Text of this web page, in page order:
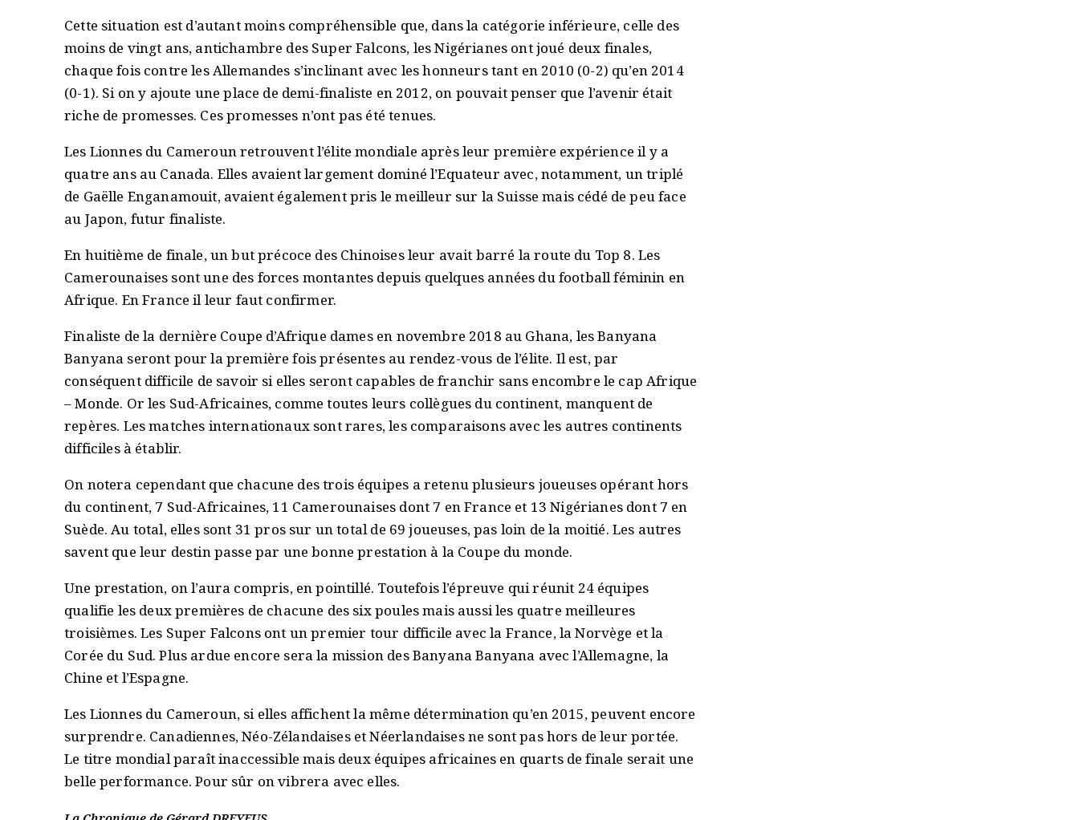
Cette situation est d’autant moins compréhensible que, dans la catégorie inférieure, celle des
moins de vingt ans, antichambre des Super Falcons, les Nigérianes ont joué deux finales,
chaque fois contre les Allemandes s’inclinant avec les honneurs tant en 2010 (0-2) qu’en 2014
(0-1). Si on y ajoute une place de demi-finaliste en 2012, on pouvait penser que l’avenir était
riche de promesses. Ces promesses n’ont pas été tenues.
Les Lionnes du Cameroun retrouvent l’élite mondiale après leur première expérience il y a
quatre ans au Canada. Elles avaient largement dominé l’Equateur avec, notamment, un triplé
de Gaëlle Enganamouit, avaient également pris le meilleur sur la Suisse mais cédé de peu face
au Japon, futur finaliste.
En huitième de finale, un but précoce des Chinoises leur avait barré la route du Top 8. Les
Camerounaises sont une des forces montantes depuis quelques années du football féminin en
Afrique. En France il leur faut confirmer.
Finaliste de la dernière Coupe d’Afrique dames en novembre 2018 au Ghana, les Banyana
Banyana seront pour la première fois présentes au rendez-vous de l’élite. Il est, par
conséquent difficile de savoir si elles seront capables de franchir sans encombre le cap Afrique
– Monde. Or les Sud-Africaines, comme toutes leurs collègues du continent, manquent de
repères. Les matches internationaux sont rares, les comparaisons avec les autres continents
difficiles à établir.
On notera cependant que chacune des trois équipes a retenu plusieurs joueuses opérant hors
du continent, 7 Sud-Africaines, 11 Camerounaises dont 7 en France et 13 Nigérianes dont 7 en
Suède. Au total, elles sont 31 pros sur un total de 69 joueuses, pas loin de la moitié. Les autres
savent que leur destin passe par une bonne prestation à la Coupe du monde.
Une prestation, on l’aura compris, en pointillé. Toutefois l’épreuve qui réunit 24 équipes
qualifie les deux premières de chacune des six poules mais aussi les quatre meilleures
troisièmes. Les Super Falcons ont un premier tour difficile avec la France, la Norvège et la
Corée du Sud. Plus ardue encore sera la mission des Banyana Banyana avec l’Allemagne, la
Chine et l’Espagne.
Les Lionnes du Cameroun, si elles affichent la même détermination qu’en 2015, peuvent encore
surprendre. Canadiennes, Néo-Zélandaises et Néerlandaises ne sont pas hors de leur portée.
Le titre mondial paraît inaccessible mais deux équipes africaines en quarts de finale serait une
belle performance. Pour sûr on vibrera avec elles.